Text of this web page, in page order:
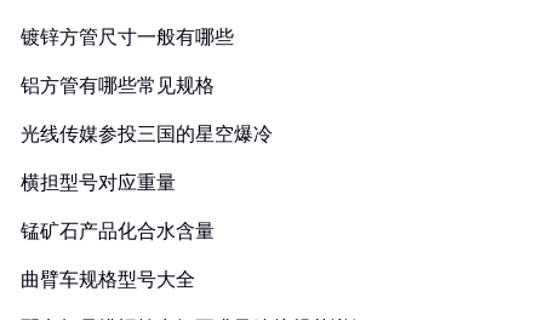
镀锌方管尺寸一般有哪些
铝方管有哪些常见规格
光线传媒参投三国的星空爆冷
横担型号对应重量
锰矿石产品化合水含量
曲臂车规格型号大全